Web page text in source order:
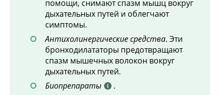
помощи, снимают спазм мышц вокруг
дыхательных путей и облегчают
симптомы.
Антихолинергические средства. Эти
бронходилататоры предотвращают
спазм мышечных волокон вокруг
дыхательных путей.
Биопрепараты
.